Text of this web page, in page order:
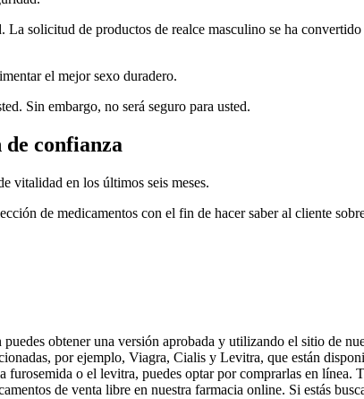
solicitud de productos de realce masculino se ha
el mejor sexo duradero.
Sin embargo, no será seguro para usted.
de confianza
vitalidad en los últimos seis meses.
de medicamentos con el fin de hacer saber al cliente
obtener una versión aprobada y utilizando el sitio de
por ejemplo, Viagra, Cialis y Levitra, que están
o el levitra, puedes optar por comprarlas en línea.
de venta libre en nuestra farmacia online. Si estás